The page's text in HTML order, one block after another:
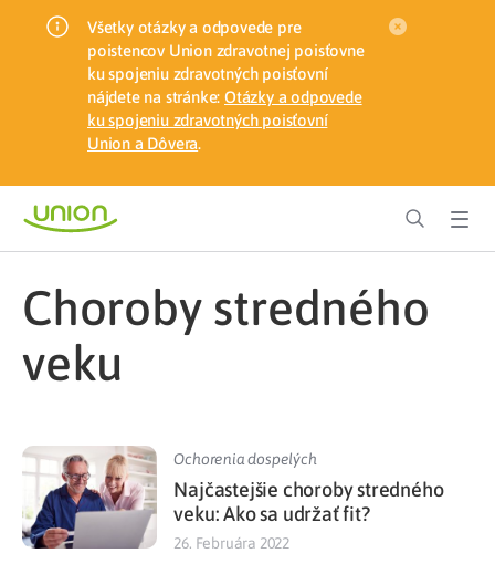
Všetky otázky a odpovede pre
poistencov Union zdravotnej poisťovne
ku spojeniu zdravotných poisťovní
nájdete na stránke: Otázky a odpovede
ku spojeniu zdravotných poisťovní
Union a Dôvera.
choroby stredného
veku
Ochorenia dospelých
Najčastejšie choroby stredného
veku: Ako sa udržať fit?
26. Februára 2022